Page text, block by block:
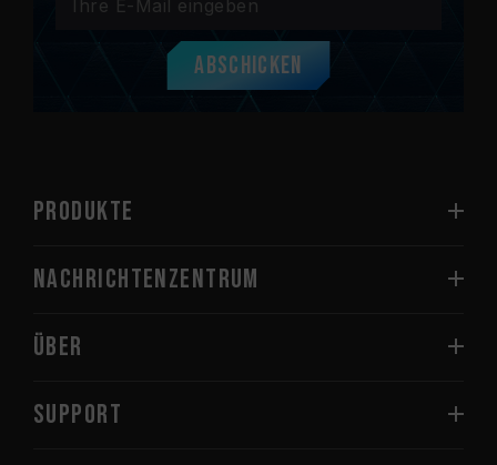
Abschicken
PRODUKTE
Nachrichtenzentrum
Über
SUPPORT